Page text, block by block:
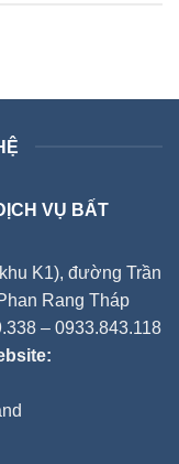
VỤ BẤT
K1), đường Trần
Rang Tháp
– 0933.843.118